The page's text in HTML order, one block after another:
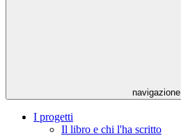
navigazione
I progetti
Il libro e chi l'ha scritto